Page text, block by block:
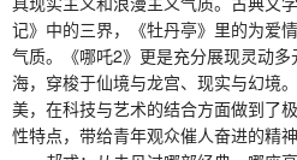
记》中的三界，《牡丹亭》里的为爱
气质。《哪吒2》更是充分展现灵动多
海，穿梭于仙境与龙宫、现实与幻境
美，在科技与艺术的结合方面做到了
性特点，带给青年观众催人奋进的精神